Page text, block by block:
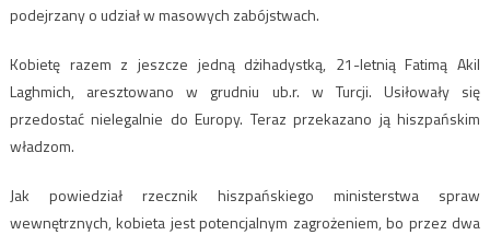
podejrzany o udział w masowych zabójstwach.
Kobietę razem z jeszcze jedną dżihadystką, 21-letnią Fatimą Akil
Laghmich, aresztowano w grudniu ub.r. w Turcji. Usiłowały się
przedostać nielegalnie do Europy. Teraz przekazano ją hiszpańskim
władzom.
Jak powiedział rzecznik hiszpańskiego ministerstwa spraw
wewnętrznych, kobieta jest potencjalnym zagrożeniem, bo przez dwa